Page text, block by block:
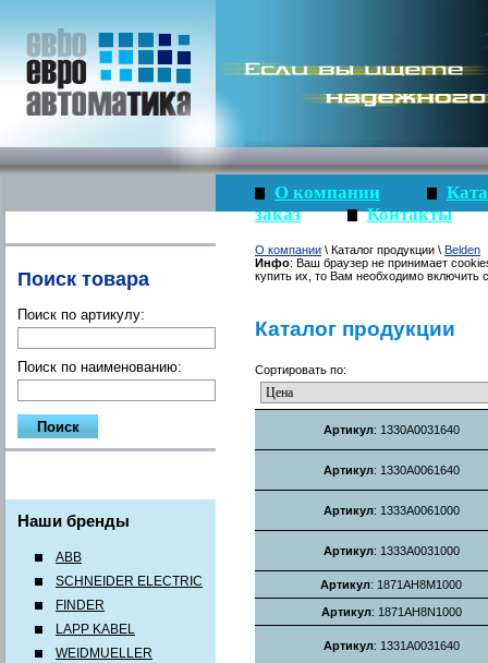
Поиск товара
Поиск по артикулу:
Поиск по наименованию:
Наши бренды
ABB
SCHNEIDER ELECTRIC
FINDER
LAPP KABEL
WEIDMUELLER
О компании
заказ
Контакты
О компании \ Каталог продукции \ Belden
Инфо: Ваш браузер не принимает
купить их, то Вам необходимо включить
Каталог продукции
Сортировать по:
Артикул: 1330A0031640
Артикул: 1330A0061640
Артикул: 1333A0061000
Артикул: 1333A0031000
Артикул: 1871AH8M1000
Артикул: 1871AH8N1000
Артикул: 1331A0031640